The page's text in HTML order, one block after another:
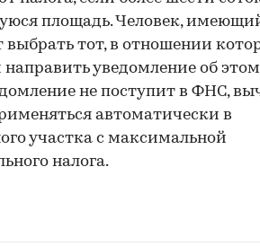
площадь. Человек,
тот, в отношении
направить уведомление об
не поступит в ФНС,
автоматически в
участка с максимальной
налога.